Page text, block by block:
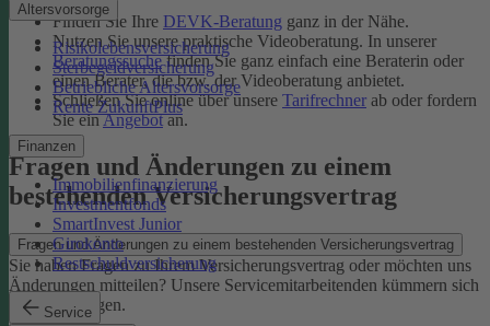
Altersvorsorge
Risikolebensversicherung
Sterbegeldversicherung
Betriebliche Altersvorsorge
Rente ZukunftPlus
Finanzen
Immobilienfinanzierung
Investmentfonds
SmartInvest Junior
Girokonto
Restschuldversicherung
Service
Finden Sie Ihre DEVK-Beratung ganz in der Nähe.
Nutzen Sie unsere praktische Videoberatung. In unserer
Beratungssuchefinden Sie ganz einfach eine Beraterin oder
einen Berater, die bzw. der Videoberatung anbietet.
Schließen Sie online über unsere Tarifrechner ab oder fordern
Sie einAngebotan.
Fragen und Änderungen zu einem
bestehenden Versicherungsvertrag
Fragen und Änderungen zu einem bestehenden Versicherungsvertrag
Sie haben Fragen zu Ihrem Versicherungsvertrag oder möchten uns
Änderungen mitteilen? Unsere Servicemitarbeitenden kümmern sich
um Ihr Anliegen.